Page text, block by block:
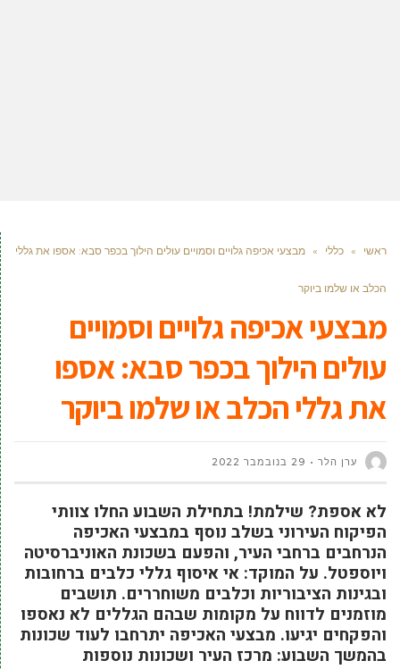
ראשי » כללי » מבצעי אכיפה גלויים וסמויים עולים הילוך בכפר סבא: אספו את גללי
הכלב או שלמו ביוקר
מבצעי אכיפה גלויים וסמויים
עולים הילוך בכפר סבא: אספו
את גללי הכלב או שלמו ביוקר
ערן הלר 29 בנובמבר 2022
לא אספת? שילמת! בתחילת השבוע החלו צוותי
הפיקוח העירוני בשלב נוסף במבצעי האכיפה
הנרחבים ברחבי העיר, והפעם בשכונת האוניברסיטה
ויוספטל. על המוקד: אי איסוף גללי כלבים ברחובות
ובגינות הציבוריות וכלבים משוחררים. תושבים
מוזמנים לדווח על מקומות שבהם הגללים לא נאספו
והפקחים יגיעו. מבצעי האכיפה יתרחבו לעוד שכונות
בהמשך השבוע: מרכז העיר ושכונות נוספות